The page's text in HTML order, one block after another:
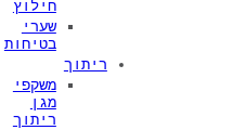
שערי
בטיחות
ריתוך
משקפי